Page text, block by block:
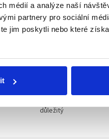
médií a analýze naší
partnery pro sociální
jim poskytli nebo které
TISK ZEPTAT SE
Individuální přístup
důležitý